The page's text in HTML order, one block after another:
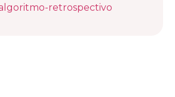
retrospectivo